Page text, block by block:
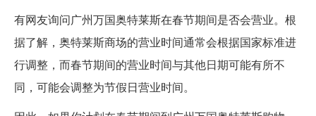
有网友询问广州万国奥特莱斯在春节期间是否会营业。根
据了解，奥特莱斯商场的营业时间通常会根据国家标准进
行调整，而春节期间的营业时间与其他日期可能有所不
同，可能会调整为节假日营业时间。